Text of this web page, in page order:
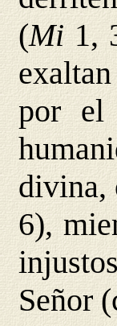
(Mi1,
por el
divina,
6),
Señor